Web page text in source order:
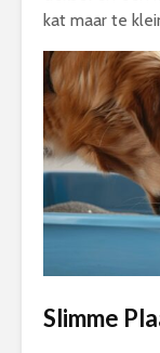
kat maar te
Slimme